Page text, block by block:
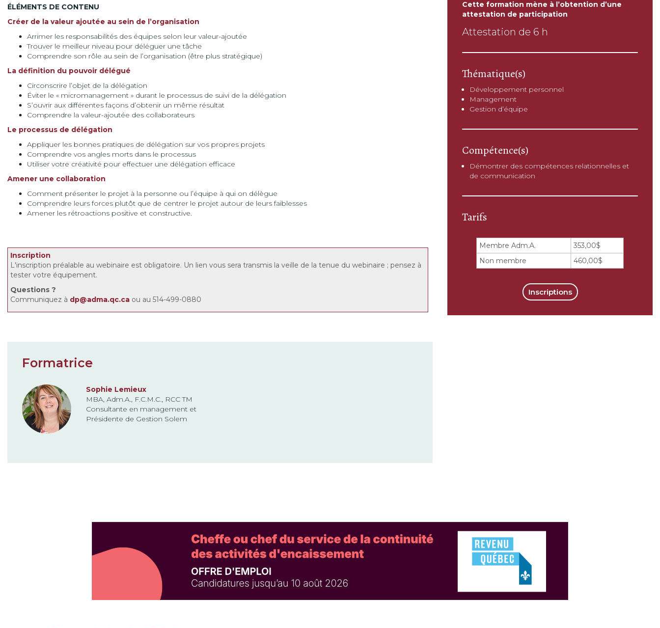
ÉLÉMENTS DE CONTENU
Créer de la valeur ajoutée au sein de l’organisation
Arrimer les responsabilités des équipes selon leur valeur-ajoutée
Trouver le meilleur niveau pour déléguer une tâche
Comprendre son rôle au sein de l’organisation (être plus stratégique)
La définition du pouvoir délégué
Circonscrire l’objet de la délégation
Éviter le « micromanagement » durant le processus de suivi de la délégation
S’ouvrir aux différentes façons d’obtenir un même résultat
Comprendre la valeur-ajoutée des collaborateurs
Le processus de délégation
Appliquer les bonnes pratiques de délégation sur vos propres projets
Comprendre vos angles morts dans le processus
Utiliser votre créativité pour effectuer une délégation efficace
Amener une collaboration
Comment présenter le projet à la personne ou l’équipe à qui on délègue
Comprendre leurs forces plutôt que de centrer le projet autour de leurs faiblesses
Amener les rétroactions positive et constructive.
Inscription
L'inscription préalable au webinaire est obligatoire. Un lien vous sera transmis la veille de la tenue du webinaire ; pensez à
tester votre équipement.
Questions ?
Communiquez à dp@adma.qc.ca ou au 514-499-0880
Formatrice
Sophie Lemieux
MBA, Adm.A., F.C.M.C., RCC TM
Consultante en management et
Présidente de Gestion Solem
Cette formation mène à l’obtention d’une
attestation de participation
Attestation de 6 h
Thématique(s)
Développement personnel
Management
Gestion d’équipe
Compétence(s)
Démontrer des compétences relationnelles et
de communication
Tarifs
Membre Adm.A.
353,00$
Non membre
460,00$
Inscriptions